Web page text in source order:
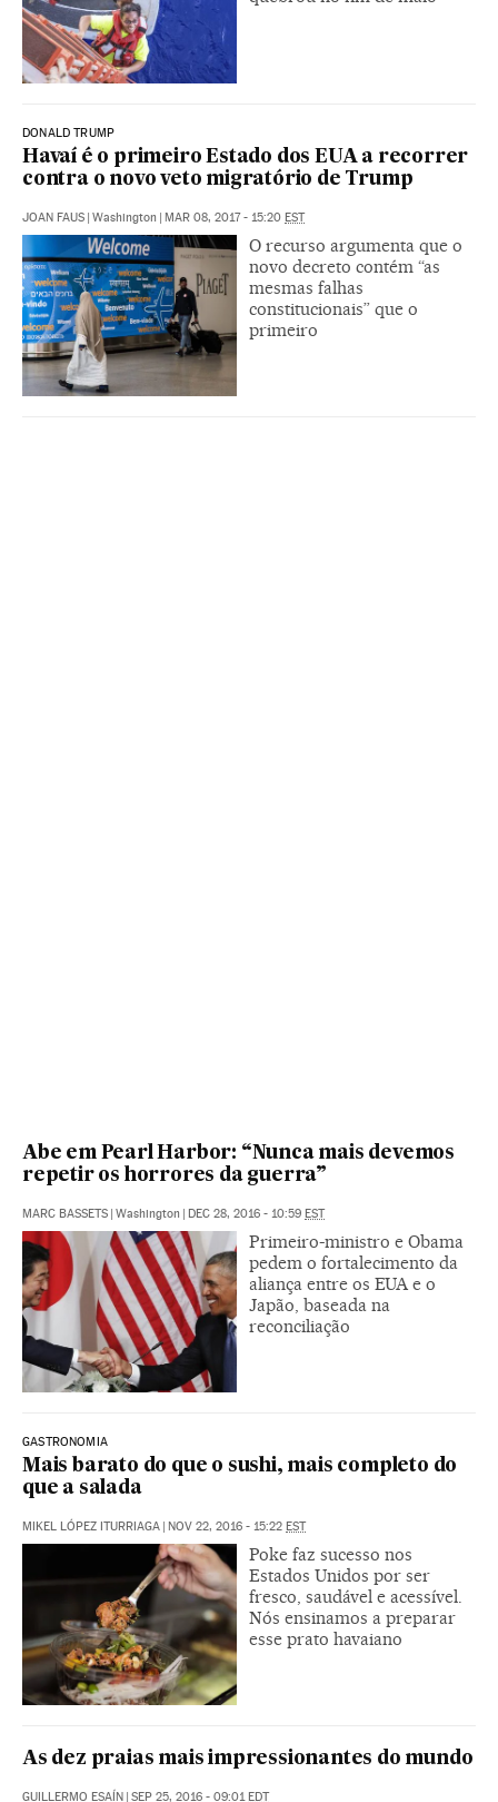
DONALD TRUMP
Havaí é o primeiro Estado dos EUA a recorrer
contra o novo veto migratório de Trump
JOAN FAUS | Washington | MAR 08, 2017 - 15:20 EST
O recurso argumenta que o
novo decreto contém “as
mesmas falhas
constitucionais” que o
primeiro
Abe em Pearl Harbor: “Nunca mais devemos
repetir os horrores da guerra”
MARC BASSETS | Washington | DEC 28, 2016 - 10:59 EST
Primeiro-ministro e Obama
pedem o fortalecimento da
aliança entre os EUA e o
Japão, baseada na
reconciliação
GASTRONOMIA
Mais barato do que o sushi, mais completo do
que a salada
MIKEL LÓPEZ ITURRIAGA | NOV 22, 2016 - 15:22 EST
Poke faz sucesso nos
Estados Unidos por ser
fresco, saudável e acessível.
Nós ensinamos a preparar
esse prato havaiano
As dez praias mais impressionantes do mundo
GUILLERMO ESAÍN | SEP 25, 2016 - 09:01EDT